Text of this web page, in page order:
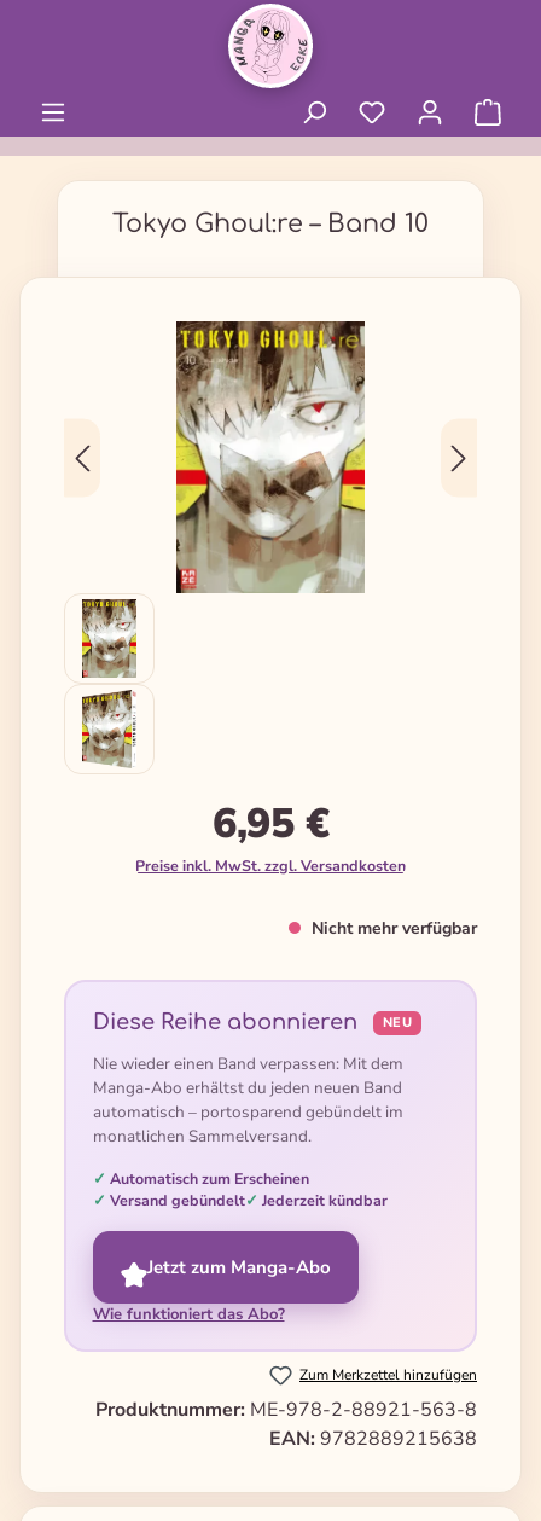
Tokyo Ghoul:re – Band 10
Bildergalerie überspringen
6,95 €
Preise inkl. MwSt. zzgl. Versandkosten
Nicht mehr verfügbar
Diese Reihe abonnieren NEU
Nie wieder einen Band verpassen: Mit dem
Manga-Abo erhältst du jeden neuen Band
automatisch – portosparend gebündelt im
monatlichen Sammelversand.
Automatisch zum Erscheinen
Versand gebündelt
Jederzeit kündbar
Jetzt zum Manga-Abo
Wie funktioniert das Abo?
Zum Merkzettel hinzufügen
Produktnummer: ME-978-2-88921-563-8
EAN: 9782889215638